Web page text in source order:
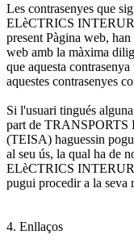
Les contrasenyes que
ELèCTRICS
present Pàgina web,
web amb la màxima
que aquesta
aquestes contrasenyes
Si l'usuari tingués
part de
(TEISA) haguessin
al seu ús, la qual ha de
ELèCTRICS
pugui procedir a la seva
4. Enllaços